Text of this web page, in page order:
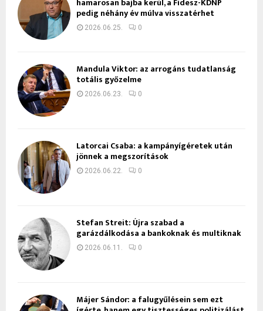
hamarosan bajba kerül, a Fidesz-KDNP
pedig néhány év múlva visszatérhet
2026.06.25. 0
Mandula Viktor: az arrogáns tudatlanság
totális győzelme
2026.06.23. 0
Latorcai Csaba: a kampányígéretek után
jönnek a megszorítások
2026.06.22. 0
Stefan Streit: Újra szabad a
garázdálkodása a bankoknak és multiknak
2026.06.11. 0
Májer Sándor: a falugyűlésein sem ezt